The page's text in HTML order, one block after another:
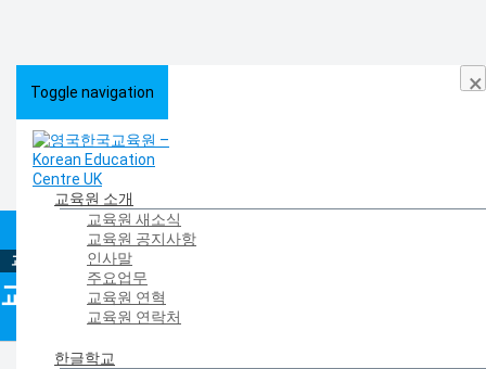
Toggle navigation
교육원 소개
교육원 새소식
교육원 공지사항
인사말
주요업무
교육원 연혁
교육원 연락처
한글학교
×
교육원 소개 > 교육원 새소식
특별 한국어 웨비나 개최
교육원 새소식 | NEWS